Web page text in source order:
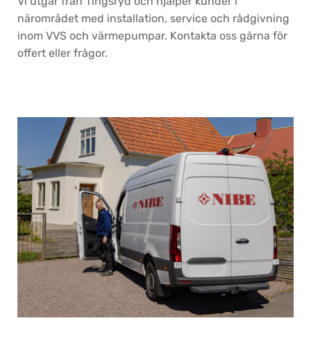
närområdet med installation, service och rådgivning
inom VVS och värmepumpar. Kontakta oss gärna för
offert eller frågor.